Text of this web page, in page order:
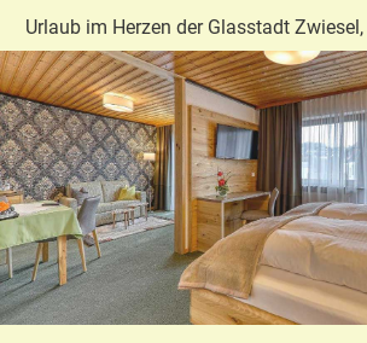
Urlaub im Herzen der Glasstadt